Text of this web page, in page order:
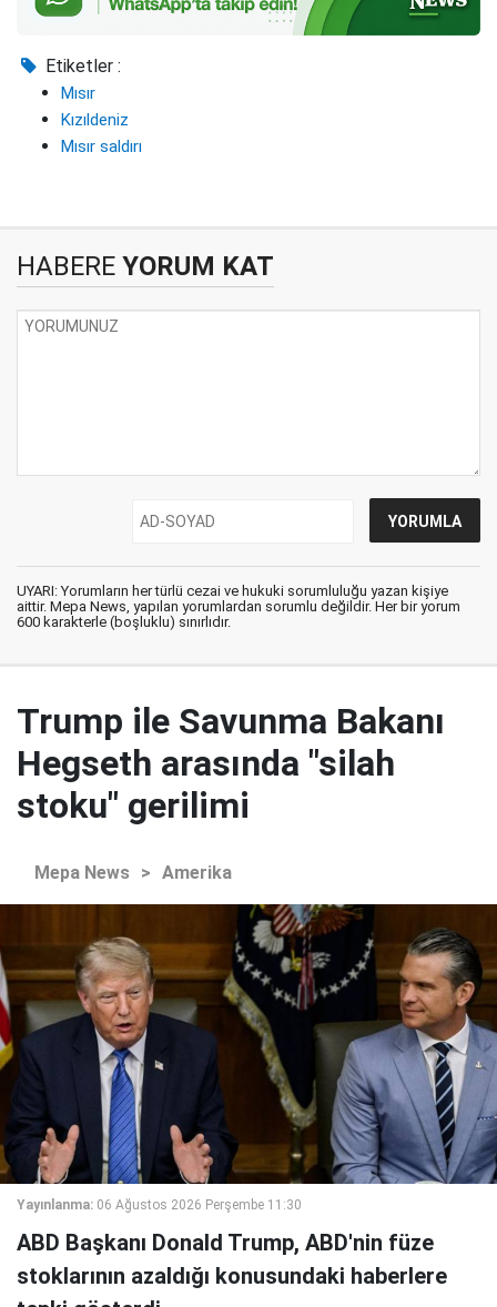
Etiketler :
Mısır
Kızıldeniz
Mısır saldırı
HABERE YORUM KAT
UYARI: Yorumların her türlü cezai ve hukuki sorumluluğu yazan kişiye
aittir. Mepa News, yapılan yorumlardan sorumlu değildir. Her bir yorum
600 karakterle (boşluklu) sınırlıdır.
Trump ile Savunma Bakanı
Hegseth arasında "silah
stoku" gerilimi
Mepa News > Amerika
Yayınlanma: 06 Ağustos 2026 Perşembe 11:30
ABD Başkanı Donald Trump, ABD'nin füze
stoklarının azaldığı konusundaki haberlere